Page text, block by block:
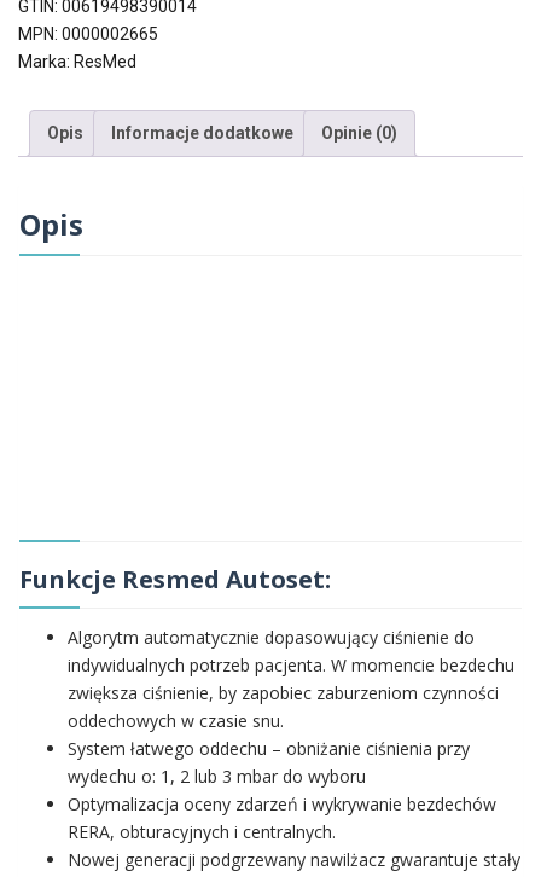
N30i
GTIN: 00619498390014
MPN: 0000002665
Marka: ResMed
Opis Informacje dodatkowe Opinie (0)
Opis
Funkcje Resmed Autoset:
Algorytm automatycznie dopasowujący ciśnienie do
indywidualnych potrzeb pacjenta. W momencie bezdechu
zwiększa ciśnienie, by zapobiec zaburzeniom czynności
oddechowych w czasie snu.
System łatwego oddechu – obniżanie ciśnienia przy
wydechu o: 1, 2 lub 3 mbar do wyboru
Optymalizacja oceny zdarzeń i wykrywanie bezdechów
RERA, obturacyjnych i centralnych.
Nowej generacji podgrzewany nawilżacz gwarantuje stały